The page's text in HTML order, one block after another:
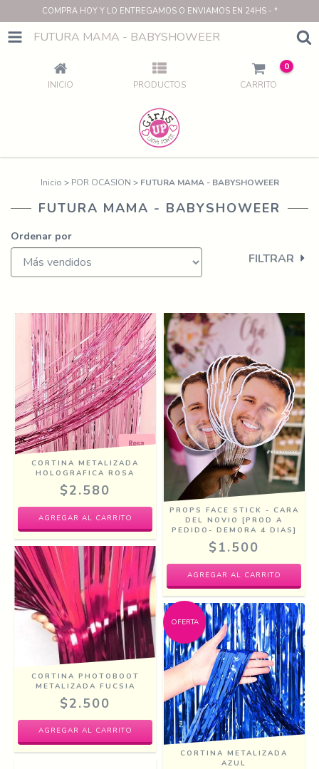
COMPRA HOY Y LO ENTREGAMOS O ENVIAMOS EN 24HS - *
FUTURA MAMA - BABYSHOWEER
INICIO PRODUCTOS CARRITO
0
Inicio > POR OCASION > FUTURA MAMA - BABYSHOWEER
FUTURA MAMA - BABYSHOWEER
Ordenar por
FILTRAR
CORTINA METALIZADA
HOLOGRAFICA ROSA
$2.580
PROPS FACE STICK - CARA
DEL NOVIO [PROD A
PEDIDO- DEMORA 4 DIAS]
$1.500
CORTINA PHOTOBOOT
METALIZADA FUCSIA
$2.500
OFERTA
CORTINA METALIZADA
AZUL